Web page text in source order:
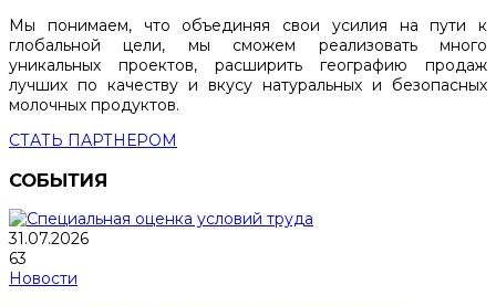
Мы понимаем, что объединяя свои усилия на пути к
глобальной цели, мы сможем реализовать много
уникальных проектов, расширить географию продаж
лучших по качеству и вкусу натуральных и безопасных
молочных продуктов.
СТАТЬ ПАРТНЕРОМ
СОБЫТИЯ
31.07.2026
63
Новости